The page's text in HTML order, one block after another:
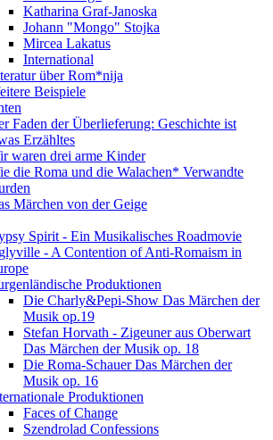
Katharina Graf-Janoska
Johann "Mongo" Stojka
Mircea Lakatus
International
über Rom*nija
Beispiele
Faden der Überlieferung: Geschichte ist
Erzähltes
waren drei arme Kinder
die Roma und die Walachen* Verwandte
Märchen von der Geige
Spirit - Ein Musikalisches Roadmovie
- A Contention of Anti-Romaism in
Produktionen
Die Charly&Pepi-Show Das Märchen der
Musik op.19
Stefan Horvath - Zigeuner aus Oberwart
Das Märchen der Musik op. 18
Die Roma-Schauer Das Märchen der
Musik op. 16
Produktionen
Faces of Change
Szendrolad Confessions